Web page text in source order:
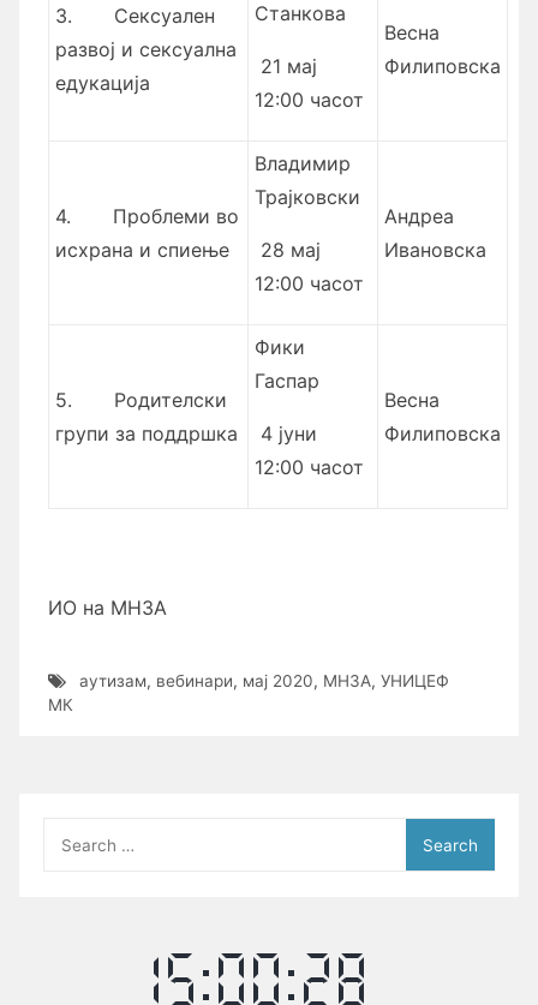
3. Сексуален
развој и сексуална
едукација
Станкова
21 мај
12:00 часот
Весна
Филиповска
4. Проблеми во
исхрана и спиење
Владимир
Трајковски
28 мај
12:00 часот
Андреа
Ивановска
5. Родителски
групи за поддршка
Фики
Гаспар
4 јуни
12:00 часот
Весна
Филиповска
ИО на МНЗА
аутизам, вебинари, мај 2020, МНЗА, УНИЦЕФ
МК
for: